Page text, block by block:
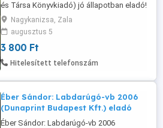
és Társa Könyvkiadó) jó állapotban eladó!
Ár: 3800 Ft Átvehető Nagykanizsán,
postázni tudom. Érdeklődni: a 30/427-
7142-s telefonon.
Nagykanizsa, Zala
augusztus 5
3 800 Ft
Hitelesített telefonszám
Éber Sándor: Labdarúgó-vb 2006
(Dunaprint Budapest Kft.) eladó
Éber Sándor: Labdarúgó-vb 2006